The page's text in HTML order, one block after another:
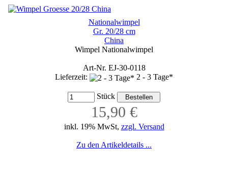
Nationalwimpel
Gr. 20/28 cm
China
Wimpel Nationalwimpel
Art-Nr. EJ-30-0118
Lieferzeit:
2 - 3 Tage*
Stück
15,90 €
inkl. 19% MwSt, zzgl. Versand
Zu den Artikeldetails ...